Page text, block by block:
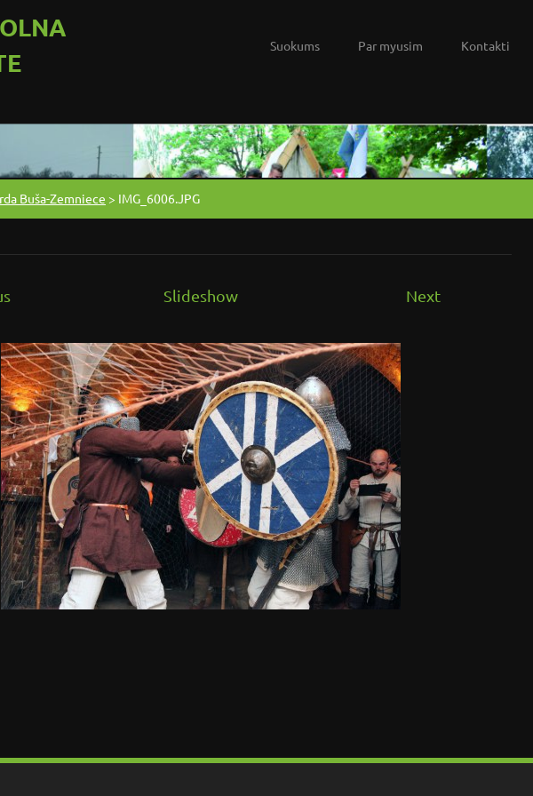
Suokums Par myusim Kontakti
Buša-Zemniece > IMG_6006.JPG
Slideshow Next